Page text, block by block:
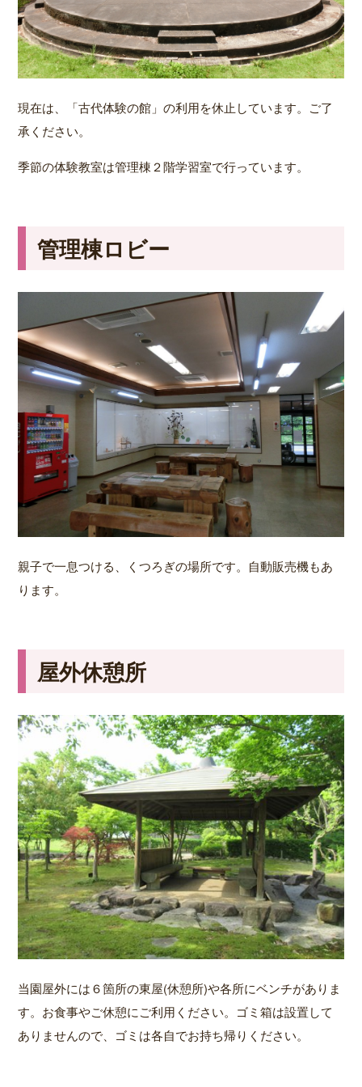
現在は、「古代体験の館」の利用を休止しています。ご了
承ください。
季節の体験教室は管理棟２階学習室で行っています。
管理棟ロビー
親子で一息つける、くつろぎの場所です。自動販売機もあ
ります。
屋外休憩所
当園屋外には６箇所の東屋(休憩所)や各所にベンチがありま
す。お食事やご休憩にご利用ください。ゴミ箱は設置して
ありませんので、ゴミは各自でお持ち帰りください。